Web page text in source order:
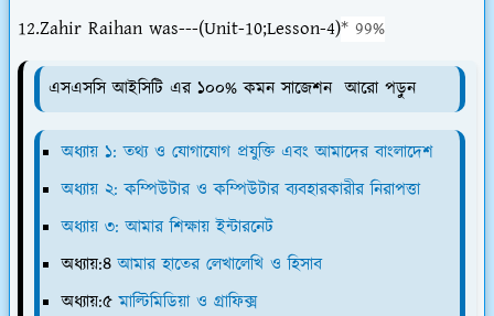
12.Zahir Raihan was---(Unit-10;Lesson-4)* 99%
এসএসসি আইসিটি এর ১০০% কমন সাজেশন আরো পড়ুন
অধ্যায় ১: তথ্য ও যোগাযোগ প্রযুক্তি এবং আমাদের বাংলাদেশ
অধ্যায় ২: কম্পিউটার ও কম্পিউটার ব্যবহারকারীর নিরাপত্তা
অধ্যায় ৩: আমার শিক্ষায় ইন্টারনেট
অধ্যায়:৪আমার হাতের লেখালেখি ও হিসাব
অধ্যায়:৫মাল্টিমিডিয়া ও গ্রাফিক্স